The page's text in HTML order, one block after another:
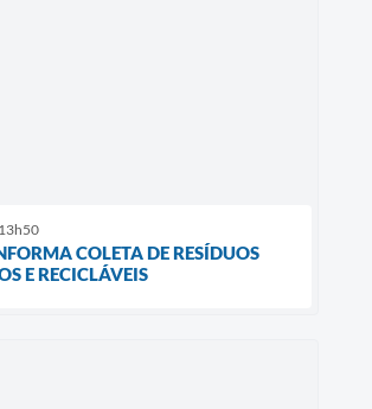
COLETA DE RESÍDUOS
E RECICLÁVEIS